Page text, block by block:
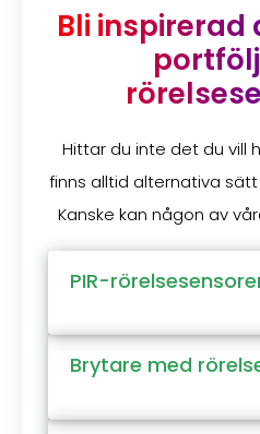
Bli inspirerad
Hittar du inte det du vill
finns alltid alternativa
Kanske kan någon av
PIR-
Brytare med